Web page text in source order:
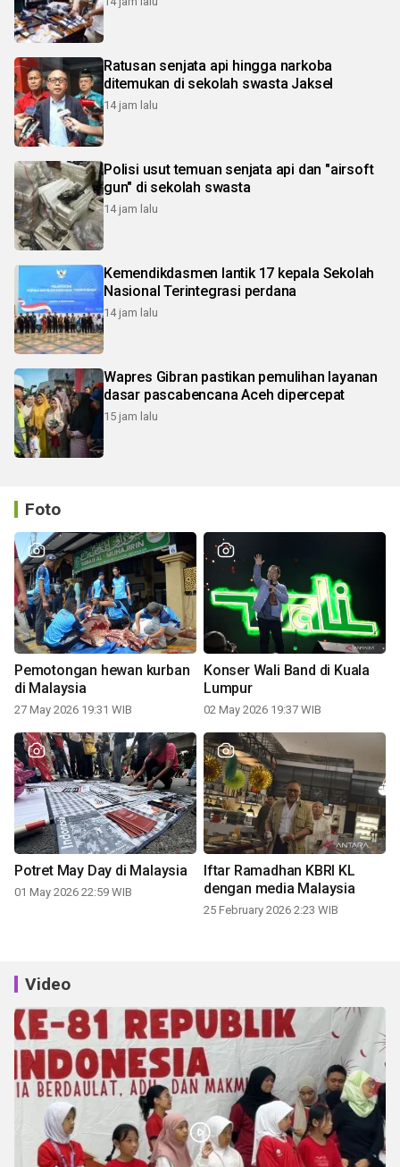
Ratusan senjata api hingga narkoba
ditemukan di sekolah swasta Jaksel
14 jam lalu
Polisi usut temuan senjata api dan "airsoft
gun" di sekolah swasta
14 jam lalu
Kemendikdasmen lantik 17 kepala Sekolah
Nasional Terintegrasi perdana
14 jam lalu
Wapres Gibran pastikan pemulihan layanan
dasar pascabencana Aceh dipercepat
15 jam lalu
Foto
Pemotongan hewan kurban
di Malaysia
27 May 2026 19:31 WIB
Konser Wali Band di Kuala
Lumpur
02 May 2026 19:37 WIB
Potret May Day di Malaysia
01 May 2026 22:59 WIB
Iftar Ramadhan KBRI KL
dengan media Malaysia
25 February 2026 2:23 WIB
Video